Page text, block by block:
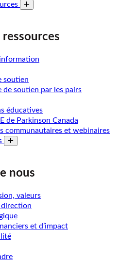
Toggle submenu
soutien
de soutien par les pairs
éducatives
de Parkinson Canada
communautaires et webinaires
Toggle submenu
nous
valeurs
direction
et d’impact